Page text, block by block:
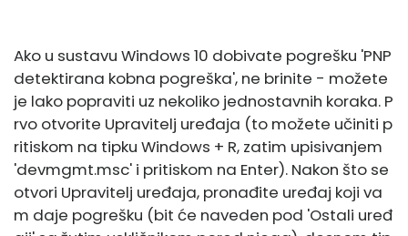
Ako u sustavu Windows 10 dobivate pogrešku 'PNP
detektirana kobna pogreška', ne brinite - možete
je lako popraviti uz nekoliko jednostavnih koraka. P
rvo otvorite Upravitelj uređaja (to možete učiniti p
ritiskom na tipku Windows + R, zatim upisivanjem
'devmgmt.msc' i pritiskom na Enter). Nakon što se
otvori Upravitelj uređaja, pronađite uređaj koji va
m daje pogrešku (bit će naveden pod 'Ostali uređ